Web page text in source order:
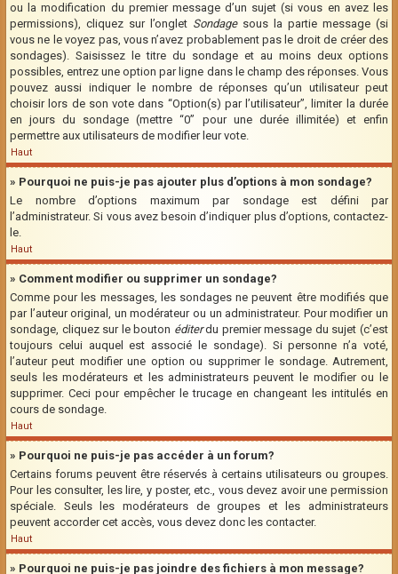
ou la modification du premier message d’un sujet (si vous en avez les
permissions), cliquez sur l’onglet Sondagesous la partie message (si
vous ne le voyez pas, vous n’avez probablement pas le droit de créer des
sondages). Saisissez le titre du sondage et au moins deux options
possibles, entrez une option par ligne dans le champ des réponses. Vous
pouvez aussi indiquer le nombre de réponses qu’un utilisateur peut
choisir lors de son vote dans “Option(s) par l’utilisateur”, limiter la durée
en jours du sondage (mettre “0” pour une durée illimitée) et enfin
permettre aux utilisateurs de modifier leur vote.
Haut
» Pourquoi ne puis-je pas ajouter plus d’options à mon sondage?
Le nombre d’options maximum par sondage est défini par
l’administrateur. Si vous avez besoin d’indiquer plus d’options, contactez-
le.
Haut
» Comment modifier ou supprimer un sondage?
Comme pour les messages, les sondages ne peuvent être modifiés que
par l’auteur original, un modérateur ou un administrateur. Pour modifier un
sondage, cliquez sur le bouton éditerdu premier message du sujet (c’est
toujours celui auquel est associé le sondage). Si personne n’a voté,
l’auteur peut modifier une option ou supprimer le sondage. Autrement,
seuls les modérateurs et les administrateurs peuvent le modifier ou le
supprimer. Ceci pour empêcher le trucage en changeant les intitulés en
cours de sondage.
Haut
» Pourquoi ne puis-je pas accéder à un forum?
Certains forums peuvent être réservés à certains utilisateurs ou groupes.
Pour les consulter, les lire, y poster, etc., vous devez avoir une permission
spéciale. Seuls les modérateurs de groupes et les administrateurs
peuvent accorder cet accès, vous devez donc les contacter.
Haut
» Pourquoi ne puis-je pas joindre des fichiers à mon message?